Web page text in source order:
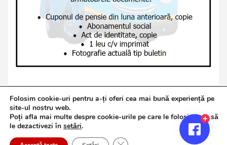
Copyright © 2026Jurnalul de Brăila
Politică de confidențialitate
Theme Horse
Folosim cookie-uri pentru a-ți oferi cea mai bună experiență pe
site-ul nostru web.
Poți afla mai multe despre cookie-urile pe care le folosim sau să
le dezactivezi în setări.
Close GDPR Cookie Banner